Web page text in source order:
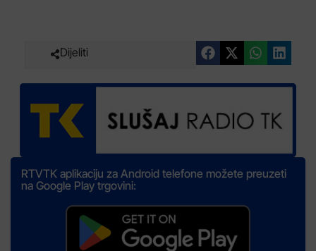
Dijeliti
RTVTK aplikaciju za Android telefone možete preuzeti
na Google Play trgovini: